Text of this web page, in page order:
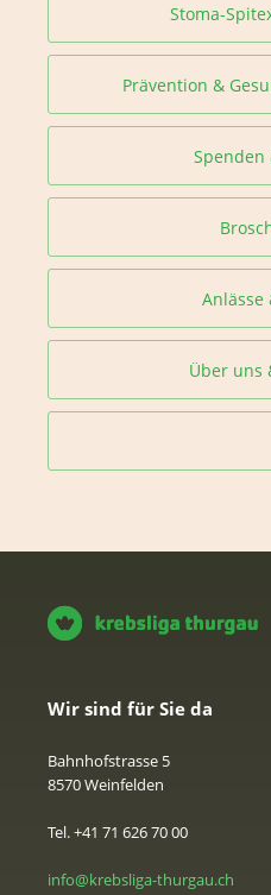
Stoma-
Prävention &
Spenden
Anlässe
Über uns
Wir sind für Sie da
Bahnhofstrasse 5
8570 Weinfelden
Tel. +41 71 626 70 00
info@krebsliga-thurgau.ch